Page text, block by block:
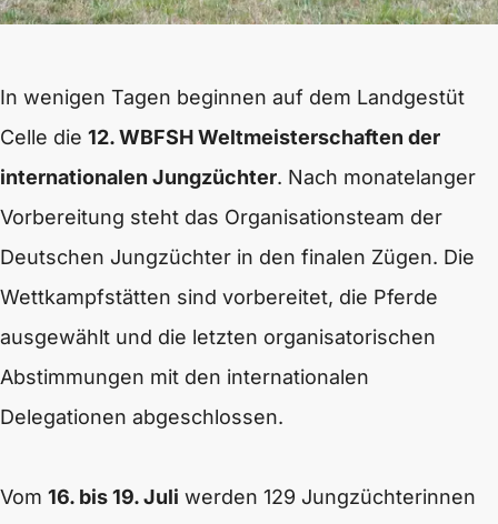
In wenigen Tagen beginnen auf dem Landgestüt
Celle die 12. WBFSH Weltmeisterschaften der
internationalen Jungzüchter. Nach monatelanger
Vorbereitung steht das Organisationsteam der
Deutschen Jungzüchter in den finalen Zügen. Die
Wettkampfstätten sind vorbereitet, die Pferde
ausgewählt und die letzten organisatorischen
Abstimmungen mit den internationalen
Delegationen abgeschlossen.
Vom 16. bis 19. Juli werden 129 Jungzüchterinnen